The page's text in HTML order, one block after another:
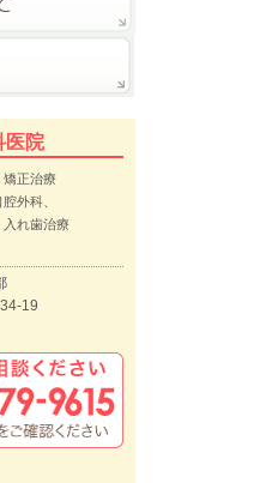
医院
矯正治療
外科、
入れ歯治療
19